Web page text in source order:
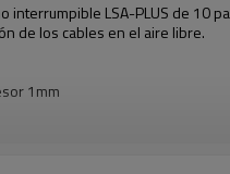
interrumpible LSA-PLUS de 10
de los cables en el aire libre.
1mm